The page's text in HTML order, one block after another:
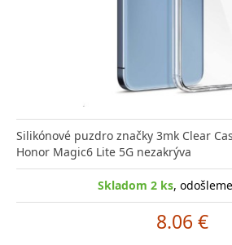
Silikónové puzdro značky 3mk Clear
Honor Magic6 Lite 5G nezakrýva
Skladom 2 ks,
8.06 €